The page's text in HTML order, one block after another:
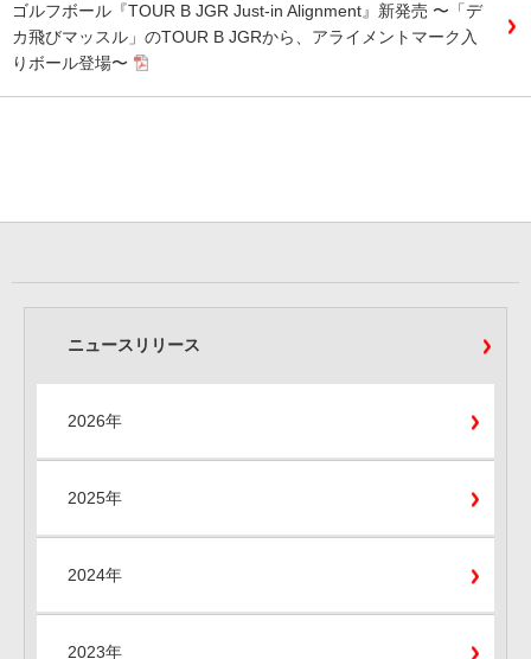
ゴルフボール『TOUR B JGR Just-in Alignment』新発売 〜「デ
カ飛びマッスル」のTOUR B JGRから、アライメントマーク入
りボール登場〜
ニュースリリース
2026年
2025年
2024年
2023年